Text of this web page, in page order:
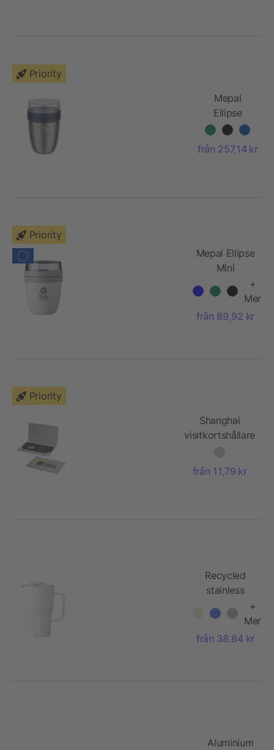
Priority
Mepal
Ellipse
isolerad
lunchbägare
2.0
från 257,14 kr
Priority
Mepal Ellipse
Mini
lunchbägare+
Mer
från 89,92 kr
Priority
Shanghai
visitkortshållare
från 11,79 kr
Recycled
stainless
steel double-
walled travel
mug (450
+
Mer
från 38,84 kr
Aluminium